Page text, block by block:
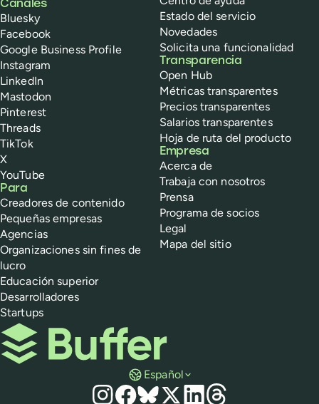
Canales
Bluesky
Facebook
Google Business Profile
Instagram
LinkedIn
Mastodon
Pinterest
Threads
TikTok
X
YouTube
Para
Creadores de contenido
Pequeñas empresas
Agencias
Organizaciones sin fines de
lucro
Educación superior
Desarrolladores
Startups
Estado del servicio
Novedades
Solicita una funcionalidad
Transparencia
Open Hub
Métricas transparentes
Precios transparentes
Salarios transparentes
Hoja de ruta del producto
Empresa
Acerca de
Trabaja con nosotros
Prensa
Programa de socios
Legal
Mapa del sitio
Buffer
Español
Redes sociales
Instagram
Facebook
Bluesky
X LinkedIn
Threads